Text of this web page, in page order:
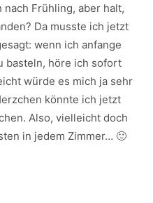
Frühling, aber halt,
Da musste ich jetzt
wenn ich anfange
basteln, höre ich sofort
würde es mich ja sehr
könnte ich jetzt
Also, vielleicht doch
in jedem Zimmer… 🙂